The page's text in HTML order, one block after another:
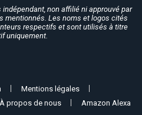
non affilié ni approuvé par
mentionnés. Les noms et logos cités
respectifs et sont utilisés à titre
uniquement.
Mentions légales
À propos de nous Amazon Alexa